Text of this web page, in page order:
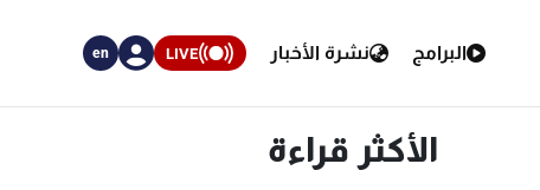
البرامج نشرة الأخبار LIVE
en
الأكثر قراءة